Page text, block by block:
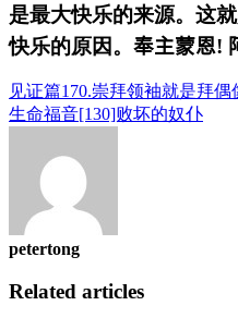
是最大快乐的来源。这
快乐的原因。 奉主蒙恩!
见证篇170.崇拜领袖就是拜偶
生命福音[130]败坏的奴仆
petertong
Related articles